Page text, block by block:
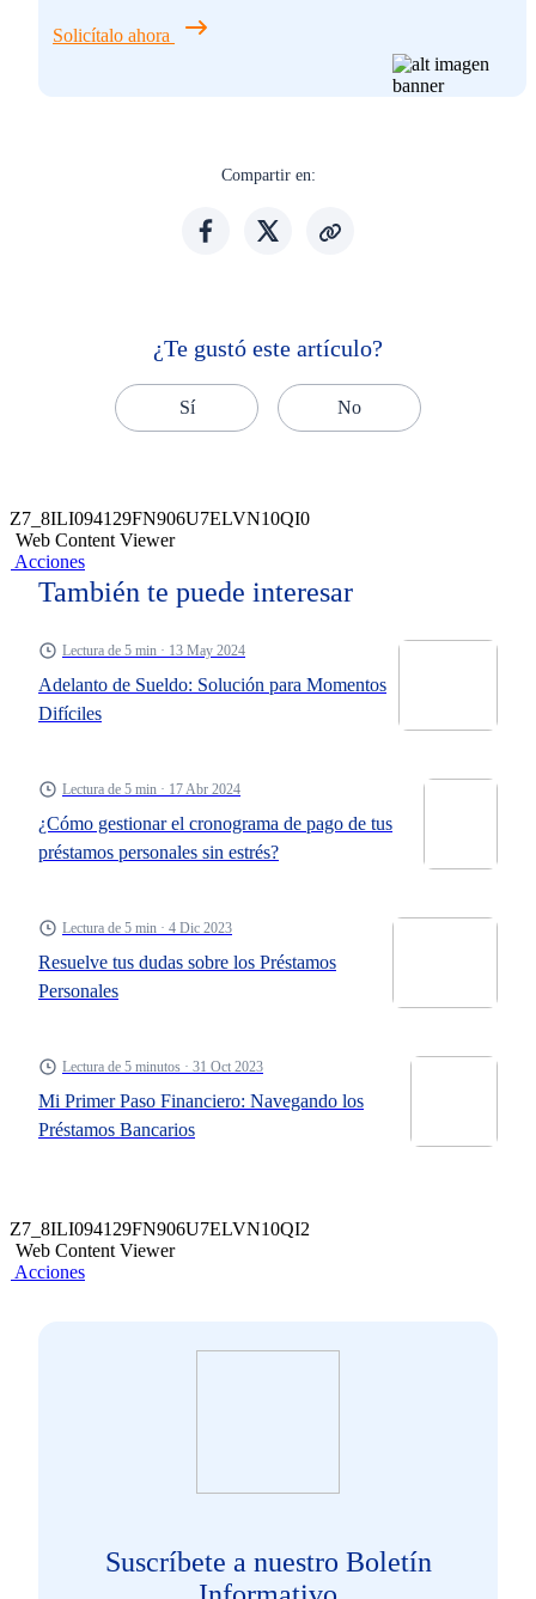
Solicítalo ahora
Compartir en:
¿Te gustó este artículo?
Sí No
Z7_8ILI094129FN906U7ELVN10QI0
Web Content Viewer
Acciones
También te puede interesar
Adelanto de Sueldo: Solución para Momentos
Difíciles
Lectura de 5 min · 13 May 2024
¿Cómo gestionar el cronograma de pago de tus
préstamos personales sin estrés?
Lectura de 5 min · 17 Abr 2024
Resuelve tus dudas sobre los Préstamos
Personales
Lectura de 5 min · 4 Dic 2023
Mi Primer Paso Financiero: Navegando los
Préstamos Bancarios
Lectura de 5 minutos · 31 Oct 2023
Z7_8ILI094129FN906U7ELVN10QI2
Web Content Viewer
Acciones
Suscríbete a nuestro Boletín